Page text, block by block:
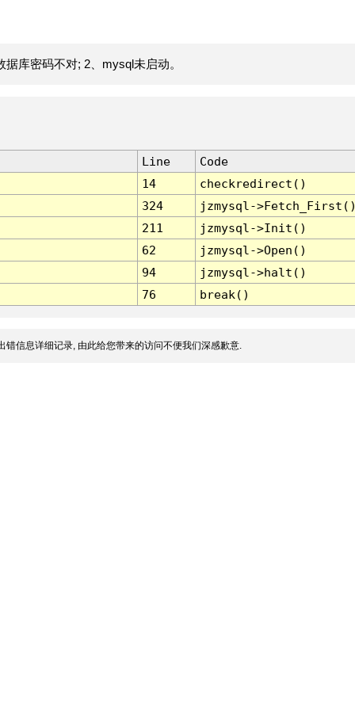
库密码不对; 2、mysql未启动。
Line
Code
14
checkredirect()
324
jzmysql-
211
jzmysql->Init()
62
jzmysql->Open()
94
jzmysql->halt()
76
break()
错信息详细记录, 由此给您带来的访问不便我们深感歉意.